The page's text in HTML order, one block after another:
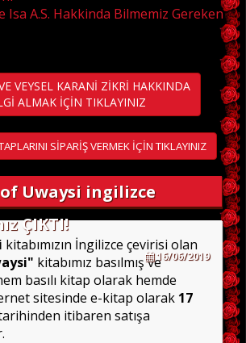
Isa A.S. Hakkinda Bilmemiz Gereken
VEYSEL KARANİ ZİKRİ HAKKINDA
ALMAK İÇİN TIKLAYINIZ
SİPARİŞ VERMEK İÇİN TIKLAYINIZ
Uwaysi ingilizce
ÇIKTI!
16/06/2019
kitabımızın İngilizce çevirisi olan
kitabımız basılmış ve
basılı kitap olarak hemde
sitesinde e-kitap olarak 17
itibaren satışa